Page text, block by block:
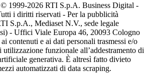
1999-2026 RTI S.p.A. Business Digital -
i diritti riservati - Per la pubblicità
S.p.A., Mediaset N.V., sede legale
- Uffici Viale Europa 46, 20093 Cologno
contenuti e ai dati personali trasmessi e/o
funzionale all’addestramento di
generativa. È altresì fatto divieto
automatizzati di data scraping.